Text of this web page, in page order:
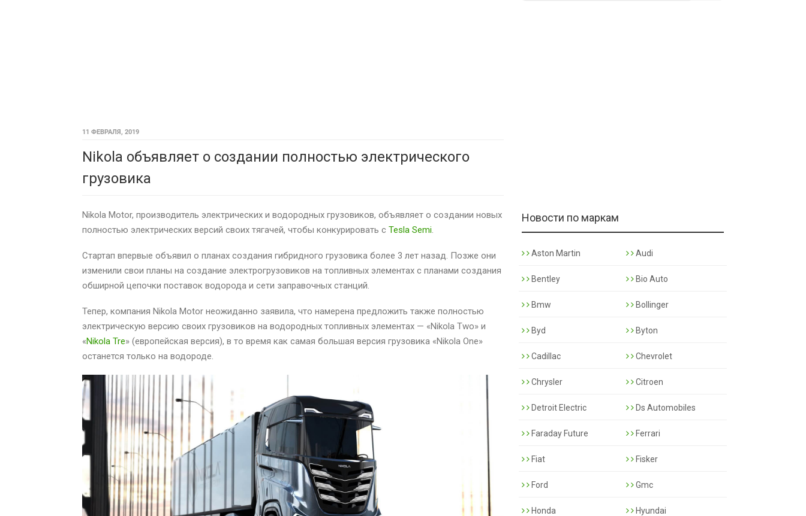
11 ФЕВРАЛЯ, 2019
Nikola объявляет о создании полностью электрического
грузовика
Nikola Motor, производитель электрических и водородных грузовиков, объявляет о создании новых
полностью электрических версий своих тягачей, чтобы конкурировать с Tesla Semi.
Стартап впервые объявил о планах создания гибридного грузовика более 3 лет назад. Позже они
изменили свои планы на создание электрогрузовиков на топливных элементах с планами создания
обширной цепочки поставок водорода и сети заправочных станций.
Тепер, компания Nikola Motor неожиданно заявила, что намерена предложить также полностью
электрическую версию своих грузовиков на водородных топливных элементах — «Nikola Two» и
«Nikola Tre» (европейская версия), в то время как самая большая версия грузовика «Nikola One»
останется только на водороде.
Новости по маркам
Aston Martin Audi
Bentley Bio Auto
Bmw Bollinger
Byd Byton
Cadillac Chevrolet
Chrysler Citroen
Detroit Electric Ds Automobiles
Faraday Future Ferrari
Fiat Fisker
Ford Gmc
Honda Hyundai